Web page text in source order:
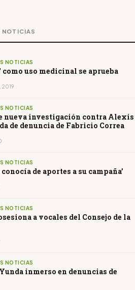
NOTICIAS
NOTICIAS
uso medicinal se aprueba
2019
NOTICIAS
nueva investigación contra Alexis
de denuncia de Fabricio Correa
NOTICIAS
de aportes a su campaña’
NOTICIAS
a vocales del Consejo de la
NOTICIAS
inmerso en denuncias de